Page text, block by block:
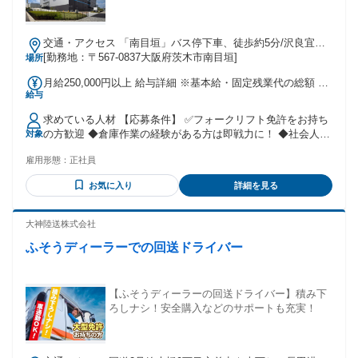
場所
交通・アクセス 「南目垣」バス停下車、徒歩約5分/沢良宜駅
から徒歩36分（車13分）/阪急南茨木駅より直行無料シャトル
[勤務地：〒567-0837大阪府茨木市南目垣]
給与
月給250,000円以上 給与詳細 ※基本給・固定残業代の総額 基
2761円（固定残業時間：1ヶ月あたり20時間42分） 固定残業
時間を超えた勤務時間については別途残業代を支給する 【一
律手当】 全員に一律で支払われる通勤・皆勤・家族手当金
額：なし 全員に一律で支払われるその他手当金額：なし ※固
慮して決定
対象
求めている人材 【応募条件】 ✅フォークリフト免許をお持ち
の方歓迎 ◆倉庫作業の経験がある方は即戦力に！ ◆社会人デ
にも最適 ◆20〜40代の幅広い世代が活躍中！ ＼ 経験者の即
戦力採用です ／ 他社での経験を高く評価します！ 「今の職
場は給与が上がらない」 「もっと大きな案件に携わりたい」
限に引き出します。
雇用形態： 正社員
お気に入り 詳細を見る
大神陸送株式会社
ふそうディーラーでの回送ドライバー
【ふそうディーラーの回送ドライバー】積み下
ろしナシ！安全購入などのサポートも充実！